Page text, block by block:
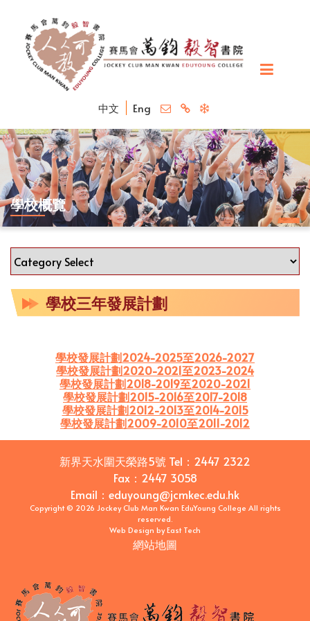
中文 Eng
學校概覽
學校三年發展計劃
學校發展計劃2024-2025至2026-2027
學校發展計劃2020-2021至2023-2024
學校發展計劃2018-2019至2020-2021
學校發展計劃2015-2016至2017-2018
學校發展計劃2012-2013至2014-2015
學校發展計劃2009-2010至2011-2012
新界天水圍天榮路5號 Tel： 2447 2322
Fax： 2447 3058
Email ： eduyoung@jcmkec.edu.hk
Copyright © 2026 Jockey Club Man Kwan EduYoung College All rights
reserved.
Web Design byEast Tech
網站地圖